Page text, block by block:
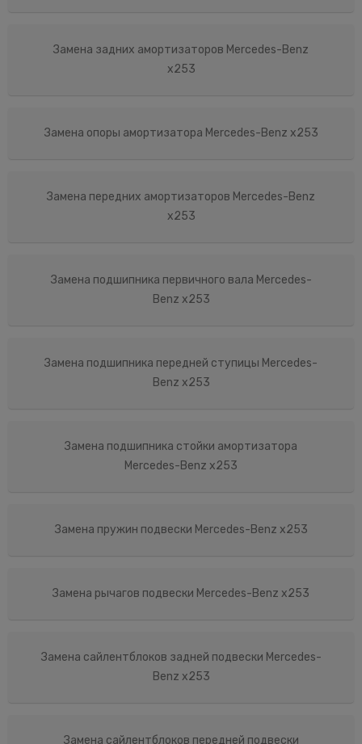
Замена задних амортизаторов Mercedes-Benz
x253
Замена опоры амортизатора Mercedes-Benz x253
Замена передних амортизаторов Mercedes-Benz
x253
Замена подшипника первичного вала Mercedes-
Benz x253
Замена подшипника передней ступицы Mercedes-
Benz x253
Замена подшипника стойки амортизатора
Mercedes-Benz x253
Замена пружин подвески Mercedes-Benz x253
Замена рычагов подвески Mercedes-Benz x253
Замена сайлентблоков задней подвески Mercedes-
Benz x253
Замена сайлентблоков передней подвески